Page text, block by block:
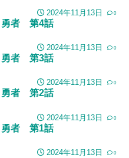
2024年11月13日 0
勇者 第4話
2024年11月13日 0
勇者 第3話
2024年11月13日 0
勇者 第2話
2024年11月13日 0
勇者 第1話
2024年11月13日 0